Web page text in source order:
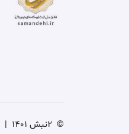
© 2نبش 1401 |